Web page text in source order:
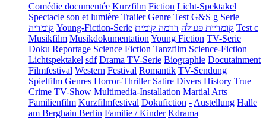
Comédie documentée Kurzfilm Fiction Licht-Spektakel
Spectacle son et lumière Trailer Genre Test G&S g Serie
קומדיה Young-Fiction-Serie קומדיית פעולה דרמה קומית
Test c
Musikfilm Musikdokumentation Young Fiction TV-Serie
Doku Reportage Science Fiction Tanzfilm Science-Fiction
Lichtspektakel sdf Drama TV-Serie Biographie Docutainment
Filmfestival Western Festival Romantik TV-Sendung
Spielfilm Genres Horror-Thriller Satire Divers History True
Crime TV-Show Multimedia-Installation Martial Arts
Familienfilm Kurzfilmfestival Dokufiction - Austellung Halle
am Berghain Berlin Familie / Kinder Kdrama